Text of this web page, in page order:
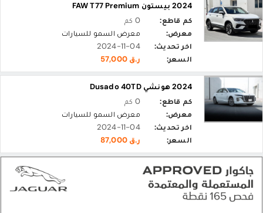
2024 بيستون FAW T77 Premium
كم قاطع:
0 كم
معرض:
معرض السمو للسيارات
اخر تحديث:
2024-11-04
السعر:
ر.ق 57,000
2024 هونشي Dusado 40TD
كم قاطع:
0 كم
معرض:
معرض السمو للسيارات
اخر تحديث:
2024-11-04
السعر:
ر.ق 87,000